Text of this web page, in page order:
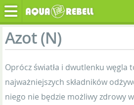
Azot (N)
Oprócz światła i dwutlenku węgla
najważniejszych składników
niego nie będzie możliwy zdrowy